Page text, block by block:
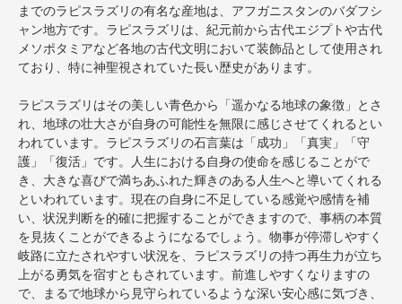
までのラピスラズリの有名な産地は、アフガニスタンのバダフシ
ャン地方です。ラピスラズリは、紀元前から古代エジプトや古代
メソポタミアなど各地の古代文明において装飾品として使用され
ており、特に神聖視されていた長い歴史があります。
ラピスラズリはその美しい青色から「遥かなる地球の象徴」とさ
れ、地球の壮大さが自身の可能性を無限に感じさせてくれるとい
われています。ラピスラズリの石言葉は「成功」「真実」「守
護」「復活」です。人生における自身の使命を感じることがで
き、大きな喜びで満ちあふれた輝きのある人生へと導いてくれる
といわれています。現在の自身に不足している感覚や感情を補
い、状況判断を的確に把握することができますので、事柄の本質
を見抜くことができるようになるでしょう。物事が停滞しやすく
岐路に立たされやすい状況を、ラピスラズリの持つ再生力が立ち
上がる勇気を宿すともされています。前進しやすくなりますの
で、まるで地球から見守られているような深い安心感に気づき、